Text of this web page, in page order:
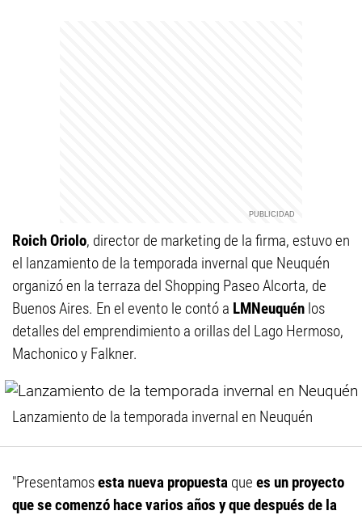
Roich Oriolo, director de marketing de la firma, estuvo en
el lanzamiento de la temporada invernal que Neuquén
organizó en la terraza del Shopping Paseo Alcorta, de
Buenos Aires. En el evento le contó a LMNeuquén los
detalles del emprendimiento a orillas del Lago Hermoso,
Machonico y Falkner.
Lanzamiento de la temporada invernal en Neuquén
"Presentamosesta nueva propuesta que es un proyecto
que se comenzó hace varios años y que después de la